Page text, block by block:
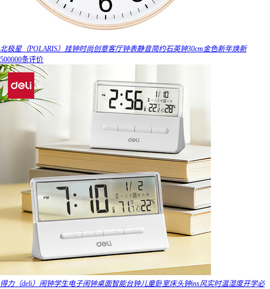
北极星（POLARIS）挂钟时尚创意客厅钟表静音简约石英钟30cm金色新年焕新
500000条评价
得力（deli）闹钟学生电子闹钟桌面智能台钟儿童卧室床头钟ins风实时温湿度开学必